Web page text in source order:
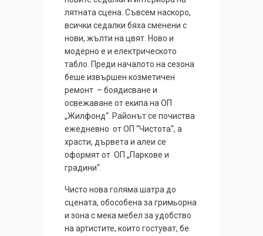
лятната сцена. Съвсем наскоро,
всички седалки бяха сменени с
нови, жълти на цвят. Ново и
модерно е и електрическото
табло. Преди началото на сезона
беше извършен козметичен
ремонт – боядисване и
освежаване от екипа на ОП
„Жилфонд“. Районът се почиства
ежедневно от ОП “Чистота“, а
храсти, дървета и алеи се
оформят от ОП „Паркове и
градини“.
Чисто нова голяма шатра до
сцената, обособена за гримьорна
и зона с мека мебел за удобство
на артистите, които гостуват, бе